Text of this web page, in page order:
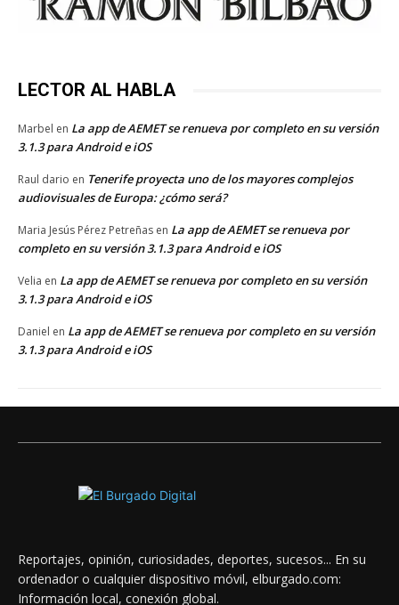
LECTOR AL HABLA
Marbel en La app de AEMET se renueva por completo en su versión
3.1.3 para Android e iOS
Raul dario en Tenerife proyecta uno de los mayores complejos
audiovisuales de Europa: ¿cómo será?
Maria Jesús Pérez Petreñas en La app de AEMET se renueva por
completo en su versión 3.1.3 para Android e iOS
Velia en La app de AEMET se renueva por completo en su versión
3.1.3 para Android e iOS
Daniel en La app de AEMET se renueva por completo en su versión
3.1.3 para Android e iOS
Reportajes, opinión, curiosidades, deportes, sucesos... En su
ordenador o cualquier dispositivo móvil, elburgado.com:
Información local, conexión global.